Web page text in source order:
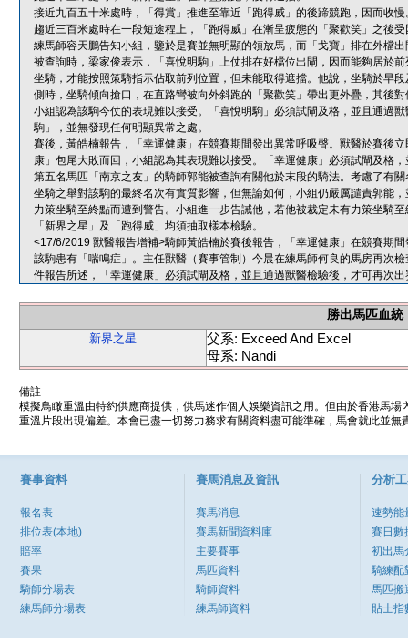
接近九百五十米處時，「得賞」推進至靠近「跑得威」的後蹄競跑，因而收慢
趨近三百米處時在一段短途程上，「跑得威」在漸呈疲態的「聚歡笑」之後受
練馬師容天鵬告知小組，鑒於是賽並無明顯的領放馬，而「戈寶」排在外檔
被查詢時，梁家俊表示，「喜悅明駒」上仗排在好檔位出閘，因而能夠居於
坐騎，才能按照策騎指示佔取前列位置，但未能取得遮擋。他說，坐騎於早
側時，坐騎傾向搶口，在直路彎被向外斜跑的「聚歡笑」帶出更外疊，其後
小組認為該駒今仗的表現難以接受。「喜悅明駒」必須試閘及格，並且通過
駒」，並無發現任何明顯異常之處。
賽後，黃皓楠報告，「幸運健康」在競賽期間發出異常呼吸聲。獸醫於賽後
康」包尾大敗而回，小組認為其表現難以接受。「幸運健康」必須試閘及格
第五名馬匹「南京之友」的騎師郭能被查詢有關他於末段的騎法。考慮了有
坐騎之舉對該駒的最終名次有實質影響，但無論如何，小組仍嚴厲譴責郭能
力策坐騎至終點而遭到警告。小組進一步告誡他，若他被裁定未有力策坐騎
「新界之星」及「跑得威」均須抽取樣本檢驗。
<17/6/2019 獸醫報告增補>騎師黃皓楠於賽後報告，「幸運健康」在競賽期
該駒患有「喘鳴症」。主任獸醫（賽事管制）今晨在練馬師何良的馬房再次
件報告所述，「幸運健康」必須試閘及格，並且通過獸醫檢驗後，才可再次出
勝出馬匹血統
新界之星
父系: Exceed And Excel
母系: Nandi
備註
模擬鳥瞰重溫由特約供應商提供，供馬迷作個人娛樂資訊之用。但由於香港馬
重溫片段出現偏差。本會已盡一切努力務求有關資料盡可能準確，馬會就此並
賽事資料
報名表
排位表(本地)
賠率
賽果
騎師分場表
練馬師分場表
賽馬消息及資訊
賽馬消息
賽馬新聞資料庫
主要賽事
馬匹資料
騎師資料
練馬師資料
分析
速勢能
賽日數
初出馬
騎練配
馬匹搬
貼士指